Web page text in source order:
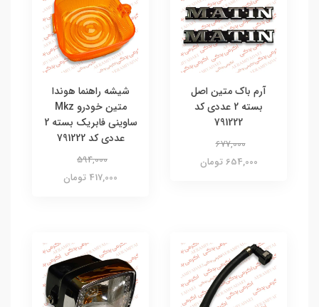
آرم باک متین اصل
بسته 2 عددی کد
791222
677,000
654,000 تومان
شیشه راهنما هوندا
متین خودرو Mkz
ساوینی فابریک بسته 2
عددی کد 791222
594,000
417,000 تومان